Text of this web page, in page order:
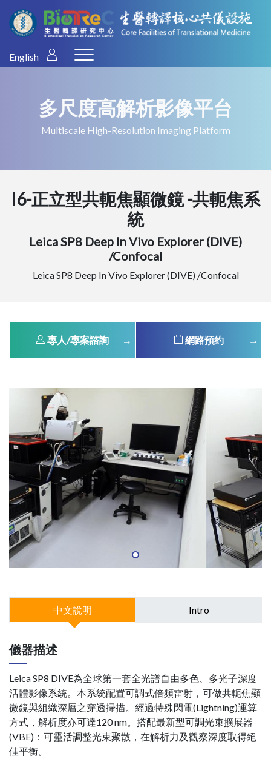
English
多尺度高解析影像平台
Multiscale High-Resolution Imaging Platform
I6-正立型共軛焦顯微鏡 -共軛焦系
統
Leica SP8 Deep In Vivo Explorer (DIVE)
/Confocal
Leica SP8 Deep In Vivo Explorer (DIVE) /Confocal
專人/專案諮詢 網路預約
中文說明 Intro
儀器描述
Leica SP8 DIVE為全球第一套全光譜自由多色、多光子深度
活體影像系統。本系統配置可調式倍頻雷射，可做共軛焦顯
微鏡與組織深層之穿透掃描。經過特殊閃電(Lightning)運算
方式，解析度亦可達120 nm。搭配最新型可調光束擴展器
(VBE)：可靈活調整光束聚散，在解析力及觀察深度取得絕
佳平衡。